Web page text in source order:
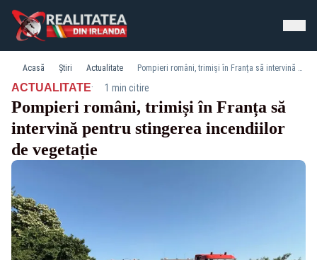
Acasă Știri Actualitate Pompieri români, trimiși în Franța să intervină pentru stingerea incendiilor de vegetație
ACTUALITATE· 1 min citire
Pompieri români, trimiși în Franța să
intervină pentru stingerea incendiilor
de vegetație